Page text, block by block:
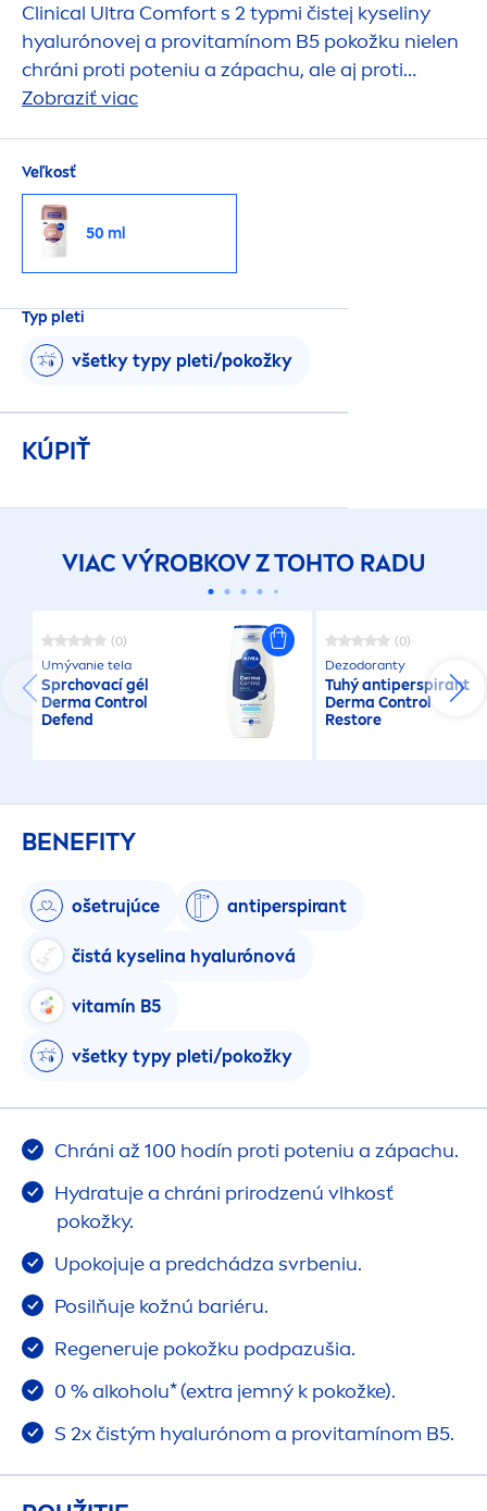
Clinical Ultra Comfort s 2 typmi čistej kyseliny
hyalurónovej a provitamínom B5 pokožku nielen
chráni proti poteniu a zápachu, ale aj proti
svrbeniu a vysušovaniu. 0% alkoholu.*
Zobraziť viac
Veľkosť
50 ml
Typ pleti
všetky typy pleti/pokožky
KÚPIŤ
VIAC VÝROBKOV Z TOHTO RADU
(0)
Umývanie tela
Sprchovací gél
Derma Control
Defend
(0)
Dezodoranty
Tuhý antiperspirant
Derma Control
Restore
BENEFITY
ošetrujúce antiperspirant
čistá kyselina hyalurónová
vitamín B5
všetky typy pleti/pokožky
Chráni až 100 hodín proti poteniu a zápachu.
Hydratuje a chráni prirodzenú vlhkosť
pokožky.
Upokojuje a predchádza svrbeniu.
Posilňuje kožnú bariéru.
Regeneruje pokožku podpazušia.
0 % alkoholu* (extra jemný k pokožke).
S 2x čistým hyalurónom a provitamínom B5.